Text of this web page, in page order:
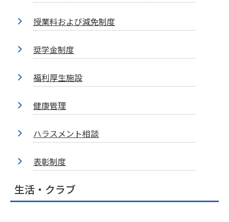
授業料および減免制度
奨学金制度
福利厚生施設
健康管理
ハラスメント相談
表彰制度
生活・クラブ